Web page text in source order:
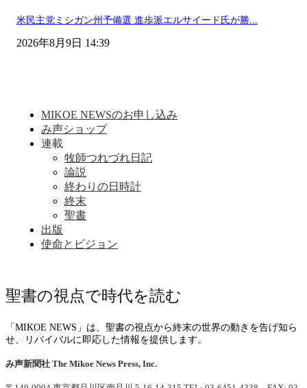
米民主党ミシガン州予備選 進歩派エルサイード氏が勝...
2026年8月9日 14:39
MIKOE NEWSのお申し込み
み声ショップ
連載
牧師つれづれ日記
論説
終わりの日時計
終末
聖書
出版
使命とビジョン
聖書の視点で時代を読む
「MIKOE NEWS」は、聖書の視点から終末の世界の動きを告げ知ら
せ、リバイバルに即応した情報を提供します。
み声新聞社 The Mikoe News Press, Inc.